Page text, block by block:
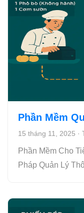
Phần Mềm
15 tháng 11, 2025 ·
Phần Mềm Cho
Pháp Quản Lý